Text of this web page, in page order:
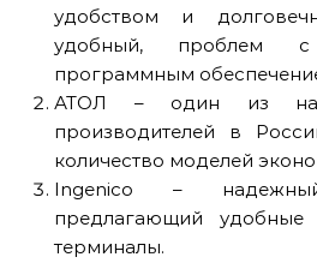
удобством и
удобный, проблем
программным
АТОЛ – один из
производителей в
количество моделей
Ingenico – надежный
предлагающий
терминалы.